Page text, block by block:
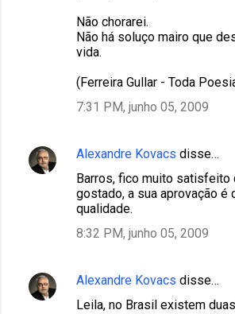
Não chorarei.
Não há soluço mairo que
vida.
(Ferreira Gullar - Toda
7:31 PM, junho 05, 2009
Alexandre Kovacs disse…
Barros, fico muito satisfeito
gostado, a sua aprovação é
qualidade.
8:32 PM, junho 05, 2009
Alexandre Kovacs disse…
Leila, no Brasil existem